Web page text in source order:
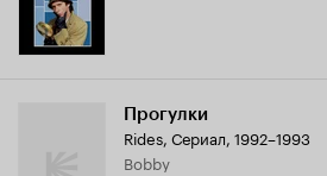
Прогулки
Rides, Сериал, 1992–1993
Bobby